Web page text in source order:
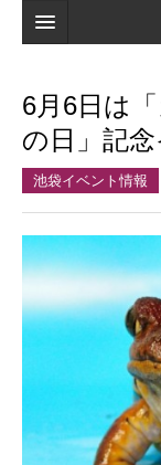
検索
店舗・施設最新
マイページ
ブックマーク
6月6日は
の日」記
池袋イベント情報